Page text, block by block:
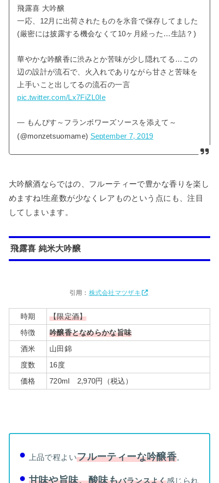
飛露喜 大吟醸
一応、12月に出荷されたものを氷音で保存してました
(厳密には披露する機会なくて10ヶ月経った…生詰？)
華やかな吟醸香に渋みとか苦味が少し隠れてる…この
辺の設計が流石で、火入れでありながら甘さと苦味を
上手いこと出してるの流石の一言
pic.twitter.com/Lx7FiZL0Ie
— もんぴす～フランボワーズソースを添えて～
(@monzetsuomame) September 7, 2019
大吟醸酒ならではの、フルーティーで豊かな香りを楽し
めますね!生産数が少なくレアものという点にも、注目
してしまいます。
飛露喜 純米大吟醸
引用： 株式会社マツザキ
時期 【限定酒】
特徴 吟醸香となめらかな旨味
酒米 山田錦
度数 16度
価格 720ml 2,970円（税込）
上品で程よいフルーティーな吟醸香。
甘味や旨味、酸味もバランスよく感じられ